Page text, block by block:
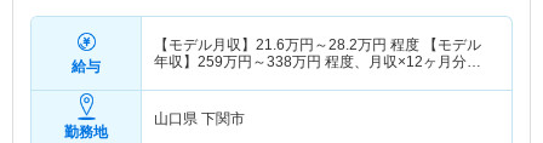
給与
【モデル月収】 21.6万円～28.2万円 程度 【モデル
年収】 259万円～338万円 程度、月収×12ヶ月分
勤務地
山口県 下関市